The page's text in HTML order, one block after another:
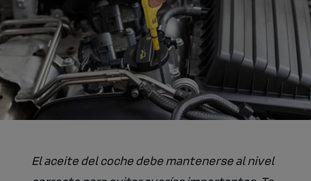
El aceite del coche debe mantenerse al nivel